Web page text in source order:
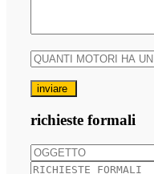
inviare
richieste formali